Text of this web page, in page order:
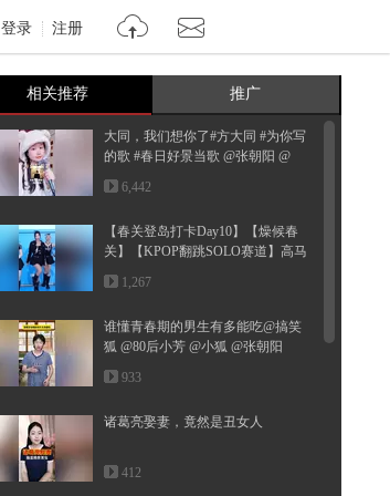
登录 注册
相关推荐 推广
大同，我们想你了#方大同 #为你写
的歌 #春日好景当歌 @张朝阳 @
一...
6,442
【春关登岛打卡Day10】【燥候春
关】【KPOP翻跳SOLO赛道】高马
尾如...
1,267
谁懂青春期的男生有多能吃@搞笑
狐 @80后小芳 @小狐 @张朝阳
933
诸葛亮娶妻，竟然是丑女人
412